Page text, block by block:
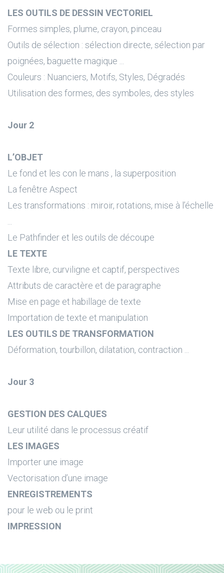
LES OUTILS DE DESSIN VECTORIEL
Formes simples, plume, crayon, pinceau
Outils de sélection : sélection directe, sélection par
poignées, baguette magique ...
Couleurs : Nuanciers, Motifs, Styles, Dégradés
Utilisation des formes, des symboles, des styles
Jour 2
L’OBJET
Le fond et les con le mans , la superposition
La fenêtre Aspect
Les transformations : miroir, rotations, mise à l’échelle
Le Pathfinder et les outils de découpe
LE TEXTE
Texte libre, curviligne et captif, perspectives
Attributs de caractère et de paragraphe
Mise en page et habillage de texte
Importation de texte et manipulation
LES OUTILS DE TRANSFORMATION
Déformation, tourbillon, dilatation, contraction ...
Jour 3
GESTION DES CALQUES
Leur utilité dans le processus créatif
LES IMAGES
Importer une image
Vectorisation d’une image
ENREGISTREMENTS
pour le web ou le print
IMPRESSION